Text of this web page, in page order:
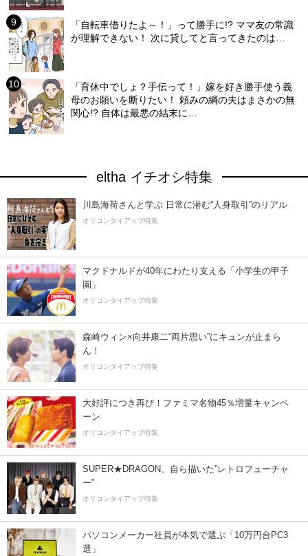
「自転車借りたよ～！」って勝手に!? ママ友の常識
が理解できない！ 次に貸してと言ってきたのは…
「育休中でしょ？手伝って！」嫁を好き勝手使う義
母のお願いを断りたい！ 頼みの綱の夫はまさかの無
関心!? 自体は最悪の結末に…
eltha イチオシ特集
川島海荷さんと学ぶ 日常に潜む“人身取引”のリアル
オリコンタイアップ特集
マクドナルドが40年にわたり支える「小学生の甲子
園」
オリコンタイアップ特集
森崎ウィン×向井康二“両片思い”にキュンが止まら
ん！
オリコンタイアップ特集
大好評につき再び！ファミマ名物45％増量キャンペ
ーン
オリコンタイアップ特集
SUPER★DRAGON、自ら描いた”レトロフューチャ
ー”
オリコンタイアップ特集
パソコンメーカー社員が本気で選ぶ「10万円台PC3
選」